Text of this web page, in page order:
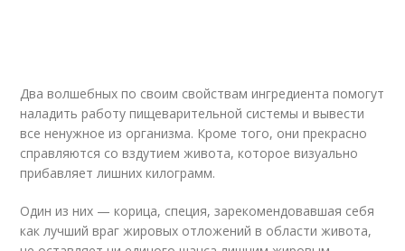
Два волшебных по своим свойствам ингредиента помогут
наладить работу пищеварительной системы и вывести
все ненужное из организма. Кроме того, они прекрасно
справляются со вздутием живота, которое визуально
прибавляет лишних килограмм.
Один из них — корица, специя, зарекомендовавшая себя
как лучший враг жировых отложений в области живота,